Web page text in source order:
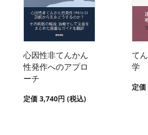
心因性非てんかん
性発作へのアプロ
ーチ
定価 3,740円 (税込)
て
学
定